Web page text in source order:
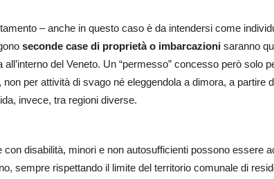
– anche in questo caso è da intendersi come
seconde case di proprietà o imbarcazioni saranno
all’interno del Veneto. Un “permesso” concesso però solo
non per attività di svago né eleggendola a dimora, a partire
invece, tra regioni diverse.
con disabilità, minori e non autosufficienti possono essere
sempre rispettando il limite del territorio comunale di